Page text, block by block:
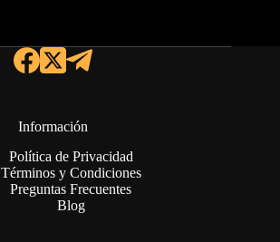
Información
Política de Privacidad
Términos y Condiciones
Preguntas Frecuentes
Blog